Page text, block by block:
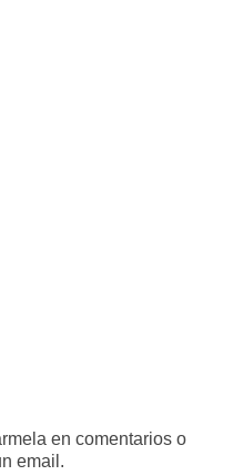
en comentarios o
email.